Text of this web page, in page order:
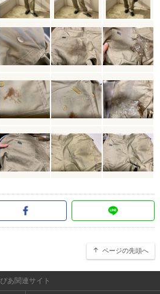
ページの先頭へ
ぴあ関連サイト